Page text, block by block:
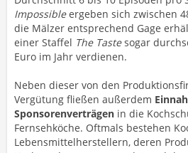
Impossibleergeben sich zwischen
die Mälzer entsprechend Gage
einer Staffel The Tastesogar
Euro im Jahr verdienen.
Neben dieser von den
Vergütung fließen außerdem
Sponsorenverträgen in die
Fernsehköche. Oftmals bestehen
Lebensmittelherstellern, deren